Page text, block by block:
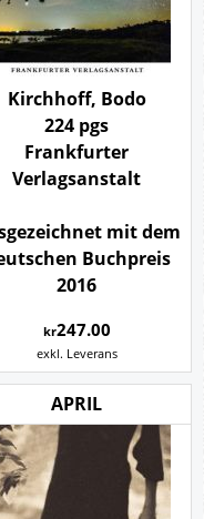
Kirchhoff, Bodo
224 pgs
Frankfurter
Verlagsanstalt
mit dem
Buchpreis
2016
kr247.00
exkl. Leverans
APRIL